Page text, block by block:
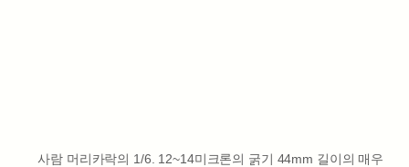
사람 머리카락의 1/6. 12~14미크론의 굵기 44mm 길이의 매우